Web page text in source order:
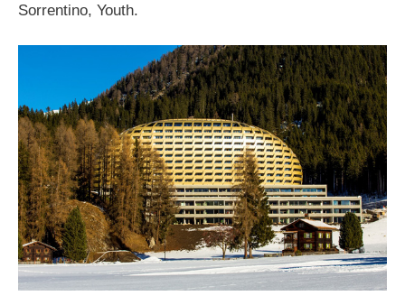
Sorrentino, Youth.